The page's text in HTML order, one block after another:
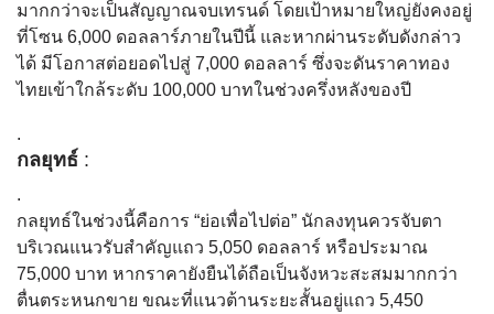
มากกว่าจะเป็นสัญญาณจบเทรนด์ โดยเป้าหมายใหญ่ยังคงอยู่
ที่โซน 6,000 ดอลลาร์ภายในปีนี้ และหากผ่านระดับดังกล่าว
ได้ มีโอกาสต่อยอดไปสู่ 7,000 ดอลลาร์ ซึ่งจะดันราคาทอง
ไทยเข้าใกล้ระดับ 100,000 บาทในช่วงครึ่งหลังของปี
.
กลยุทธ์ :
.
กลยุทธ์ในช่วงนี้คือการ “ย่อเพื่อไปต่อ” นักลงทุนควรจับตา
บริเวณแนวรับสำคัญแถว 5,050 ดอลลาร์ หรือประมาณ
75,000 บาท หากราคายังยืนได้ถือเป็นจังหวะสะสมมากกว่า
ตื่นตระหนกขาย ขณะที่แนวต้านระยะสั้นอยู่แถว 5,450